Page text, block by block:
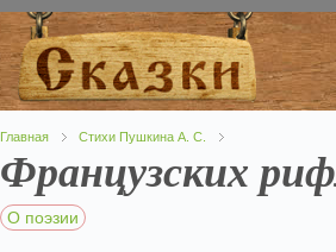
Главная Стихи Пушкина А. С.
Французских
О поэзии